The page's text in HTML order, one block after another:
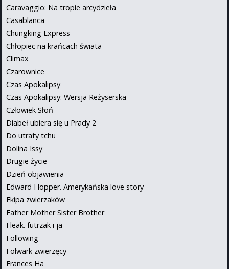
Caravaggio: Na tropie arcydzieła
Casablanca
Chungking Express
Chłopiec na krańcach świata
Climax
Czarownice
Czas Apokalipsy
Czas Apokalipsy: Wersja Reżyserska
Człowiek Słoń
Diabeł ubiera się u Prady 2
Do utraty tchu
Dolina Issy
Drugie życie
Dzień objawienia
Edward Hopper. Amerykańska love story
Ekipa zwierzaków
Father Mother Sister Brother
Fleak. futrzak i ja
Following
Folwark zwierzęcy
Frances Ha